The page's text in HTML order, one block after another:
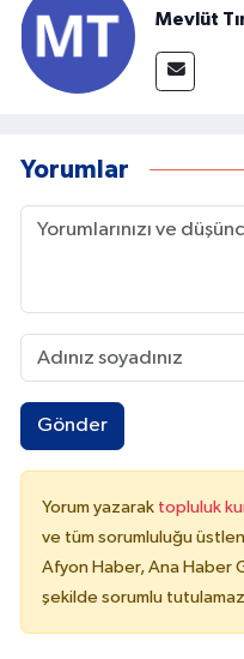
Mevlüt
Yorumlar
Gönder
Yorum yazarak topluluk
ve tüm sorumluluğu
Afyon Haber, Ana Haber
şekilde sorumlu